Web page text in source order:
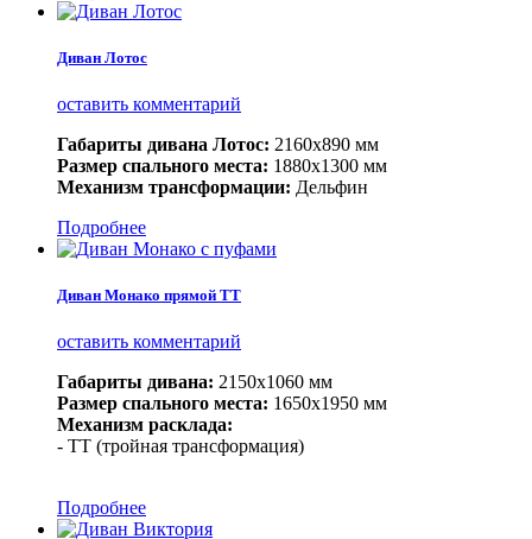
Диван Лотос
оставить комментарий
Габариты дивана Лотос: 2160х890 мм
Размер спального места: 1880х1300 мм
Механизм трансформации: Дельфин
Подробнее
Диван Монако прямой ТТ
оставить комментарий
Габариты дивана: 2150х1060 мм
Размер спального места: 1650х1950 мм
Механизм расклада:
- ТТ (тройная трансформация)
Подробнее